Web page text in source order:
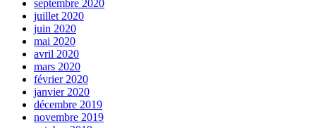
septembre 2020
juillet 2020
juin 2020
mai 2020
avril 2020
mars 2020
février 2020
janvier 2020
décembre 2019
novembre 2019